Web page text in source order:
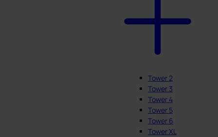
Tower 2
Tower 3
Tower 4
Tower 5
Tower 6
Tower XL